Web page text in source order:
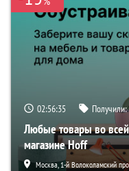
02:56:34 Получили:
Любые товары во
магазине Hoff
Москва, 1-й Волоколамский